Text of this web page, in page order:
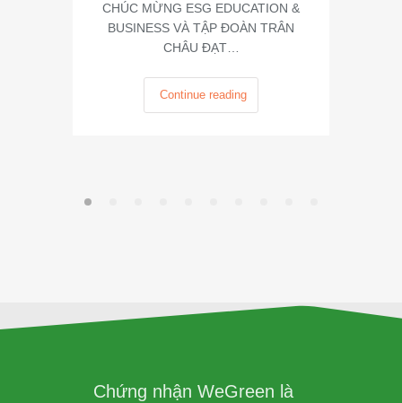
CHÚC MỪNG ESG EDUCATION &
BUSINESS VÀ TẬP ĐOÀN TRÂN
CHÂU ĐẠT…
Continue reading
Chứng nhận WeGreen là